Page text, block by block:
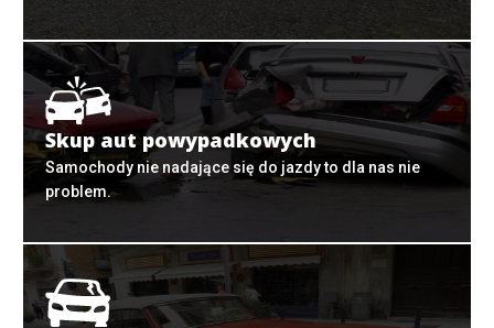
Skup aut powypadkowych
Samochody nie nadające się do jazdy to dla nas nie
problem.